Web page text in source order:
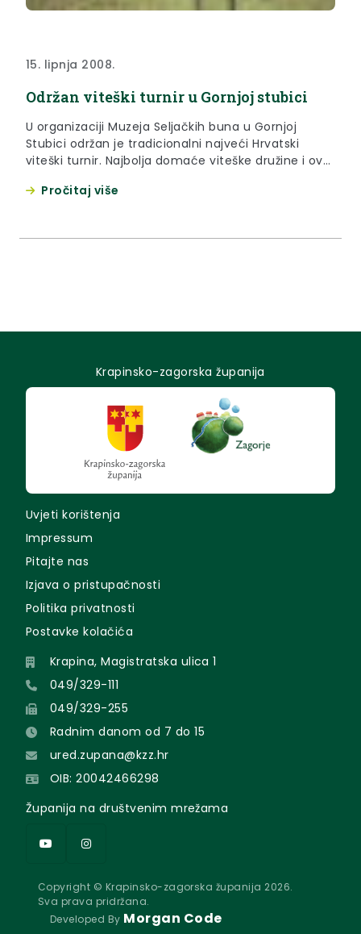
15. lipnja 2008.
Održan viteški turnir u Gornjoj stubici
U organizaciji Muzeja Seljačkih buna u Gornjoj
Stubici održan je tradicionalni najveći Hrvatski
viteški turnir. Najbolja domaće viteške družine i ove
zabavljalo prije Turskih provala u naše krajeve.
Pročitaj više
Krapinsko-zagorska županija
Uvjeti korištenja
Impressum
Pitajte nas
Izjava o pristupačnosti
Politika privatnosti
Postavke kolačića
Krapina, Magistratska ulica 1
049/329-111
049/329-255
Radnim danom od 7 do 15
ured.zupana@kzz.hr
OIB: 20042466298
Županija na društvenim mrežama
Copyright © Krapinsko-zagorska županija 2026.
Sva prava pridržana.
Developed By Morgan Code